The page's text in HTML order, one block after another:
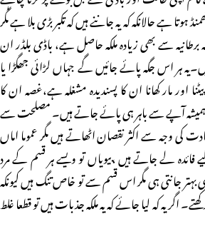
ہوتا ہے حالانکہ کہ یہ جاننے ہیں کہ تکبر بڑی بلا ہے مگر
برطانیہ سے بھی زیادہ ملکہ حاصل ہے، باڈی بلڈر ان
ہر اس جگہ پائے جائیں گے جہاں لڑائی جھگڑا یا
اور مار کھانا ان کا پسندیدہ مشغلہ ہے،غصہ ان کا
آپے سے باہر ہی پائے جاتے ہیں۔ مصلحت سے
کی وجہ سے اکثر نقصان اٹھاتے ہیں مگر عموما اماں
لے جاتے ہیں ،بیویاں تو ویسے ہر قسم کے مرد
جانتی ہی مگر اس قسم سے تو خاص تنگ ہیں کیونکہ
اگر یہ کہ لیا جائے کہ یہ ملکہ جذبات ہیں تو قطعا غلط